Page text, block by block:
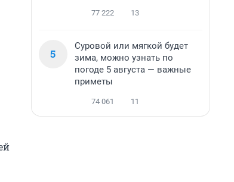
77 222 13
5
Суровой или мягкой будет
зима, можно узнать по
погоде 5 августа — важные
приметы
74 061 11